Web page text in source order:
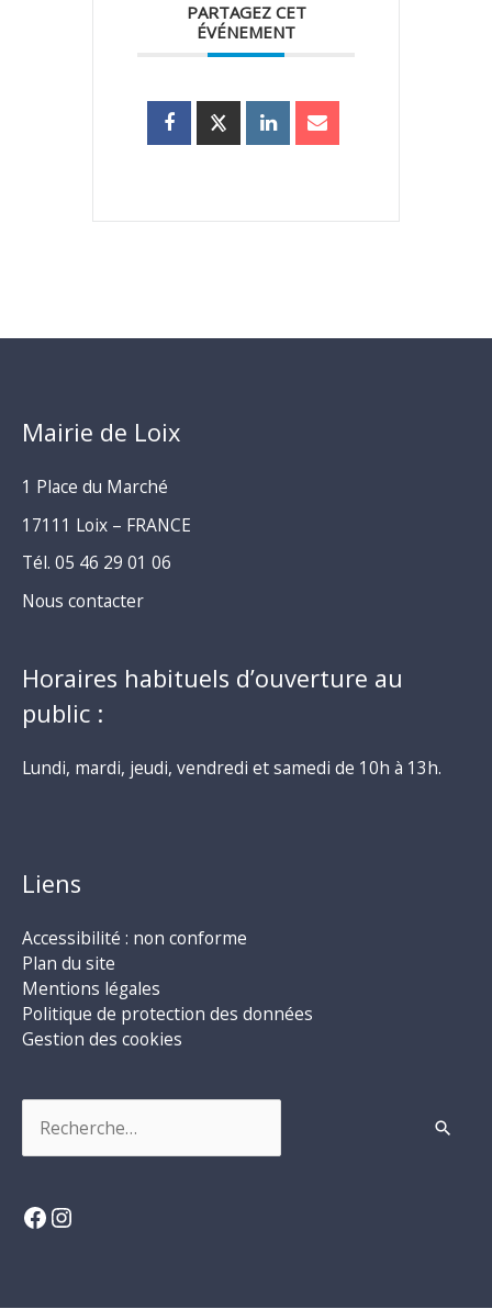
PARTAGEZ CET
ÉVÉNEMENT
Mairie de Loix
1 Place du Marché
17111 Loix – FRANCE
Tél. 05 46 29 01 06
Nous contacter
Horaires habituels d’ouverture au
public :
Lundi, mardi, jeudi, vendredi et samedi de 10h à 13h.
Liens
Accessibilité : non conforme
Plan du site
Mentions légales
Politique de protection des données
Gestion des cookies
Facebook
Instagram